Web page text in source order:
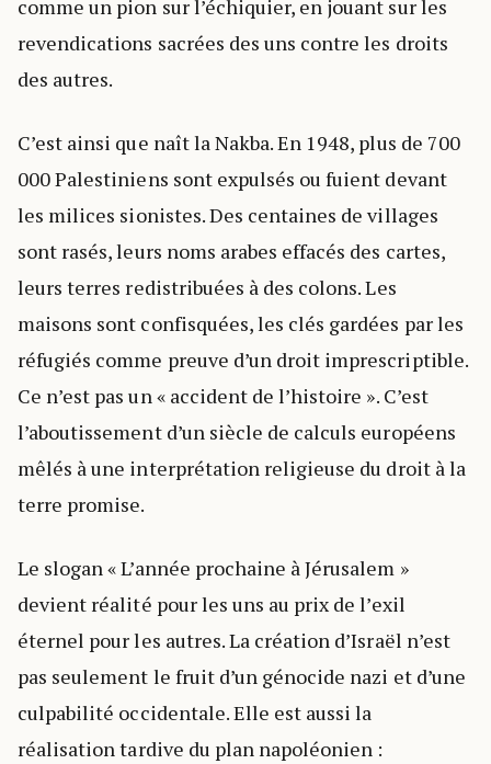
comme un pion sur l’échiquier, en jouant sur les
revendications sacrées des uns contre les droits
des autres.
C’est ainsi que naît la Nakba. En 1948, plus de 700
000 Palestiniens sont expulsés ou fuient devant
les milices sionistes. Des centaines de villages
sont rasés, leurs noms arabes effacés des cartes,
leurs terres redistribuées à des colons. Les
maisons sont confisquées, les clés gardées par les
réfugiés comme preuve d’un droit imprescriptible.
Ce n’est pas un « accident de l’histoire ». C’est
l’aboutissement d’un siècle de calculs européens
mêlés à une interprétation religieuse du droit à la
terre promise.
Le slogan « L’année prochaine à Jérusalem »
devient réalité pour les uns au prix de l’exil
éternel pour les autres. La création d’Israël n’est
pas seulement le fruit d’un génocide nazi et d’une
culpabilité occidentale. Elle est aussi la
réalisation tardive du plan napoléonien :